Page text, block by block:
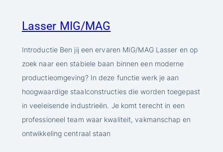
Lasser MIG/MAG
Introductie Ben jij een ervaren MIG/MAG Lasser en op
zoek naar een stabiele baan binnen een moderne
productieomgeving? In deze functie werk je aan
hoogwaardige staalconstructies die worden toegepast
in veeleisende industrieën. Je komt terecht in een
professioneel team waar kwaliteit, vakmanschap en
ontwikkeling centraal staan